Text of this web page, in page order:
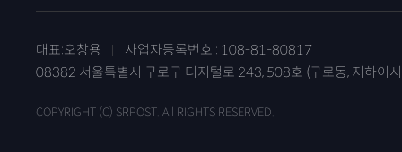
대표:오창용
사업자등록번호 : 108-81-80817
08382 서울특별시 구로구 디지털로 243, 508호 (구로동, 지하이
COPYRIGHT (C) SRPOST. All RIGHTS RESERVED.